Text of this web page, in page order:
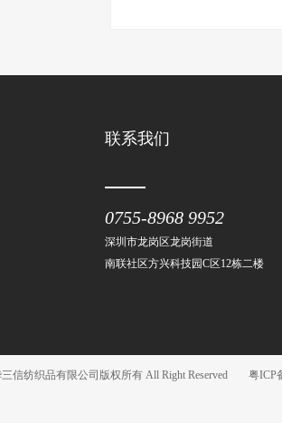
联系我们
0755-8968 9952
深圳市龙岗区龙岗街道
南联社区方兴科技园C区12栋二楼
信纺织品有限公司版权所有 All Right Reserved 粤ICP